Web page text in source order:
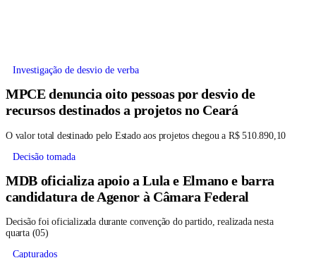
Investigação de desvio de verba
MPCE denuncia oito pessoas por desvio de
recursos destinados a projetos no Ceará
O valor total destinado pelo Estado aos projetos chegou a R$ 510.890,10
Decisão tomada
MDB oficializa apoio a Lula e Elmano e barra
candidatura de Agenor à Câmara Federal
Decisão foi oficializada durante convenção do partido, realizada nesta
quarta (05)
Capturados